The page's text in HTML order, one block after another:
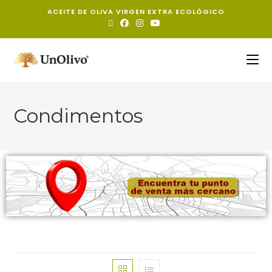
ACEITE DE OLIVA VIRGEN EXTRA ECOLÓGICO
Condimentos